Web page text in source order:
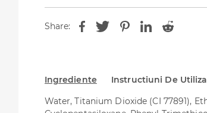
Share:
Ingrediente
Instructiuni De
Water, Titanium Dioxide (CI 77891),